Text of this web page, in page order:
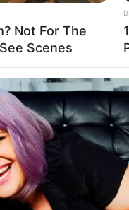
Not For The
Scenes